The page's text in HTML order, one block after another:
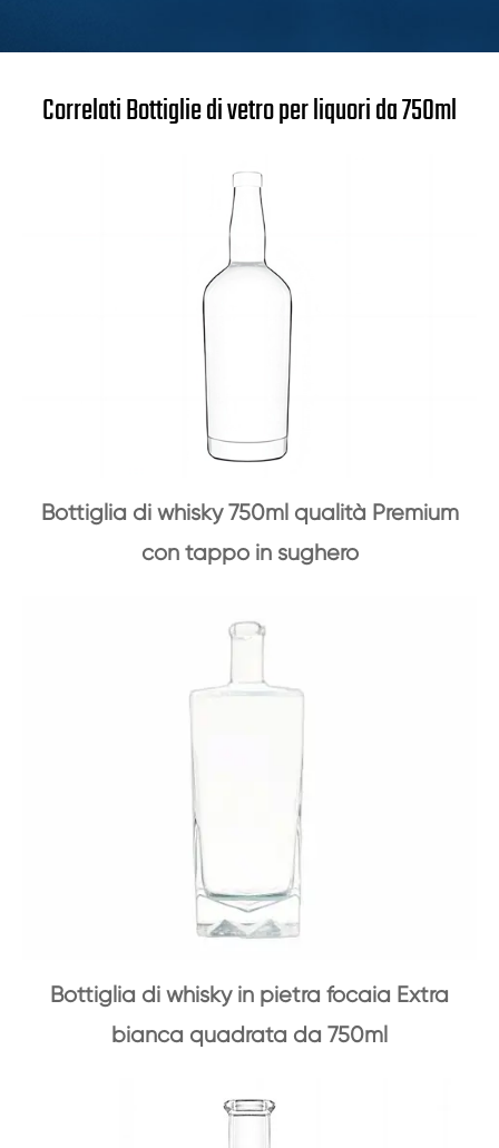
Correlati Bottiglie di vetro per liquori da 750ml
Bottiglia di whisky 750ml qualità Premium
con tappo in sughero
Bottiglia di whisky in pietra focaia Extra
bianca quadrata da 750ml